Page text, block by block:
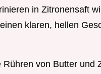
in Zitronensaft
klaren, hellen
Rühren von Butter und